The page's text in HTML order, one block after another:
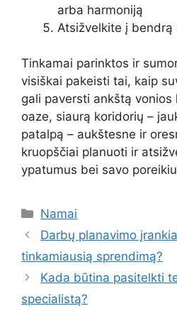
arba harmoniją
Atsižvelkite į bendrą
Tinkamai parinktos ir
visiškai pakeisti tai, kaip
gali paversti ankštą vonios
oaze, siaurą koridorių –
patalpą – aukštesne ir
kruopščiai planuoti ir
ypatumus bei savo
Kategorijos
Namai
Darbų planavimo
tinkamiausią sprendimą?
Kada būtina pasitelkti
specialistą?